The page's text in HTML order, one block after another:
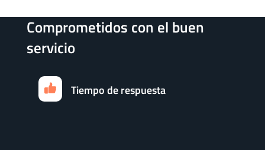
Comprometidos con el buen
servicio
Tiempo de respuesta